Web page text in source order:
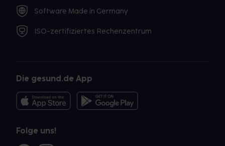
Software Made in Germany
ISO-zertifiziertes Rechenzentrum
Die gesund.de App
Folge uns!